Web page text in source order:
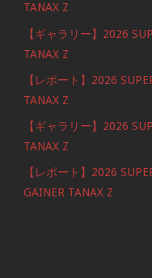
TANAX Z
【ギャラリー】2026
TANAX Z
【レポート】2026
TANAX Z
【ギャラリー】2026
TANAX Z
【レポート】2026
GAINER TANAX Z